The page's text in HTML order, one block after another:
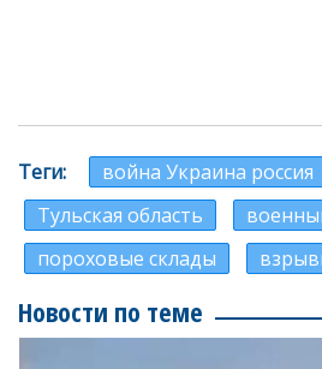
Теги война Украина россия
Тульская область
пороховые склады
Новости по теме